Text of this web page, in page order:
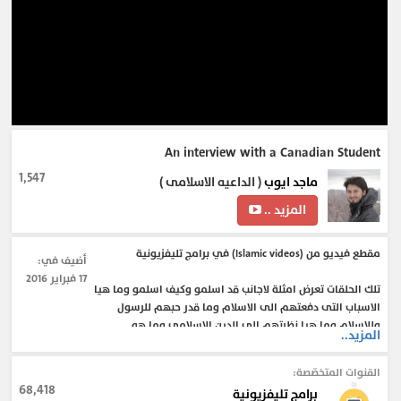
An interview with a Canadian Student
1,547 ماجد ايوب( الداعيه الاسلامى )
المزيد ..
أضيف في:
17 فبراير 2016
مقطع فيديو من (Islamic videos) في برامج تليفزيونية
تلك الحلقات تعرض امثلة لاجانب قد اسلمو وكيف اسلمو وما هيا
الاسباب التى دفعتهم الى الاسلام وما قدر حبهم للرسول
وللاسلام وما هيا نظرتهم الى الدين الاسلامى وما هو
الاسلوب الذى يجعلهم مستمرين فى الاسلام حتى الان وما
المزيد..
القنوات المتخصّصة:
68,418
برامج تليفزيونية